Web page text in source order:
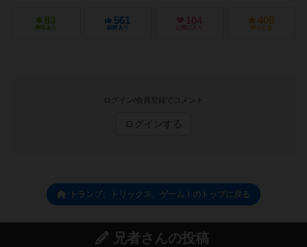
83
興味あり
561
経験あり
104
お気に入り
408
持ってる
ログイン/会員登録でコメント
ログインする
トランプ、トリックス、ゲーム！のトップに戻る
兄者さんの投稿